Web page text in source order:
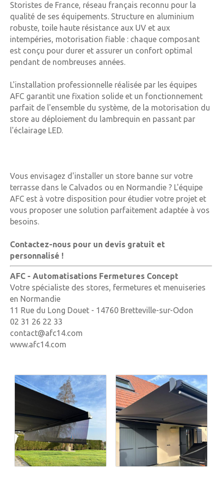
Storistes de France, réseau français reconnu pour la
qualité de ses équipements. Structure en aluminium
robuste, toile haute résistance aux UV et aux
intempéries, motorisation fiable : chaque composant
est conçu pour durer et assurer un confort optimal
pendant de nombreuses années.
L'installation professionnelle réalisée par les équipes
AFC garantit une fixation solide et un fonctionnement
parfait de l'ensemble du système, de la motorisation du
store au déploiement du lambrequin en passant par
l'éclairage LED.
Vous envisagez d'installer un store banne sur votre
terrasse dans le Calvados ou en Normandie ? L'équipe
AFC est à votre disposition pour étudier votre projet et
vous proposer une solution parfaitement adaptée à vos
besoins.
Contactez-nous pour un devis gratuit et
personnalisé !
AFC - Automatisations Fermetures Concept
Votre spécialiste des stores, fermetures et menuiseries
en Normandie
11 Rue du Long Douet - 14760 Bretteville-sur-Odon
02 31 26 22 33
contact@afc14.com
www.afc14.com